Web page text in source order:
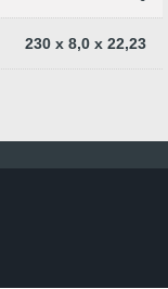
230 x 8,0 x 22,23